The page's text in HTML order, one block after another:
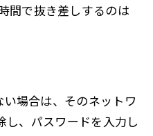
間で抜き差しするのは
場合は、そのネットワ
、パスワードを入力し